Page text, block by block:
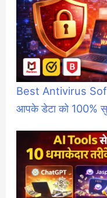
Best Antivirus
आपके डेटा को 100%